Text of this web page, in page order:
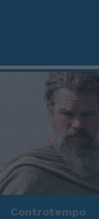
Controtempo